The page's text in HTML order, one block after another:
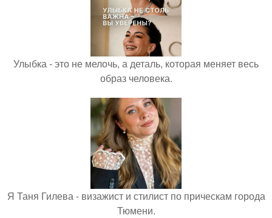
Улыбка - это не мелочь, а деталь, которая меняет весь
образ человека.
Я Таня Гилева - визажист и стилист по прическам города
Тюмени.